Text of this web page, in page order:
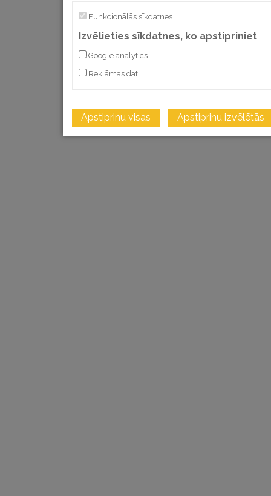
Funkcionālās sīkdatnes
Izvēlieties sīkdatnes, ko apstipriniet
Google analytics
Reklāmas dati
Apstiprinu visas Apstiprinu izvēlētās